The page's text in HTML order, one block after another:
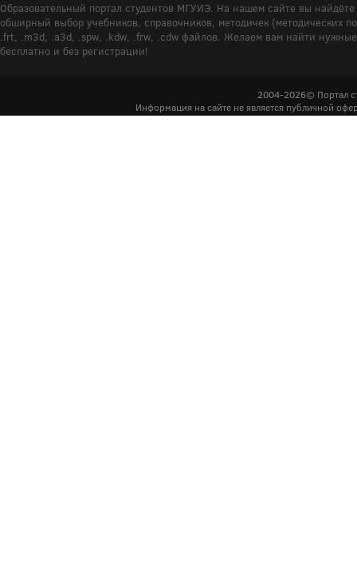
Образовательный портал студентов МГУИЭ. На нашем сайте вы
обширный выбор учебников, справочников, методичек (методических
.frt, .m3d, .a3d, .spw, .kdw, .frw, .cdw файлов. Желаем вам найти
бесплатно и без регистрации!
2004-2026© Портал
Информация на сайте не является публичной